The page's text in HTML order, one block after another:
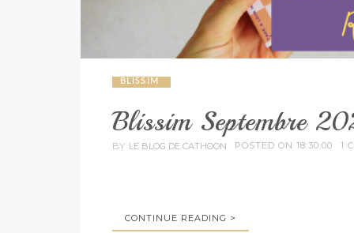
BLISSIM
Blissim Septembre
BY LE BLOG DE CATHOON POSTED ON 18:30:00 1
CONTINUE READING >